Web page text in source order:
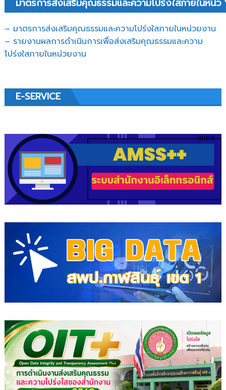
– มาตรการส่งเสริมคุณธรรมและความโปร่งใสภายในหน่วยงาน
– รายงานผลการดำเนินการเพื่อส่งเสริมคุณธรรมและความ
โปร่งใสภายในหน่วยงาน
E-SERVICE